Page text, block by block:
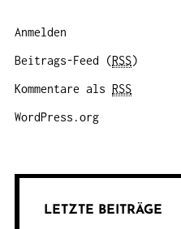
Anmelden
Beitrags-Feed (RSS)
Kommentare als RSS
WordPress.org
LETZTE BEITRÄGE